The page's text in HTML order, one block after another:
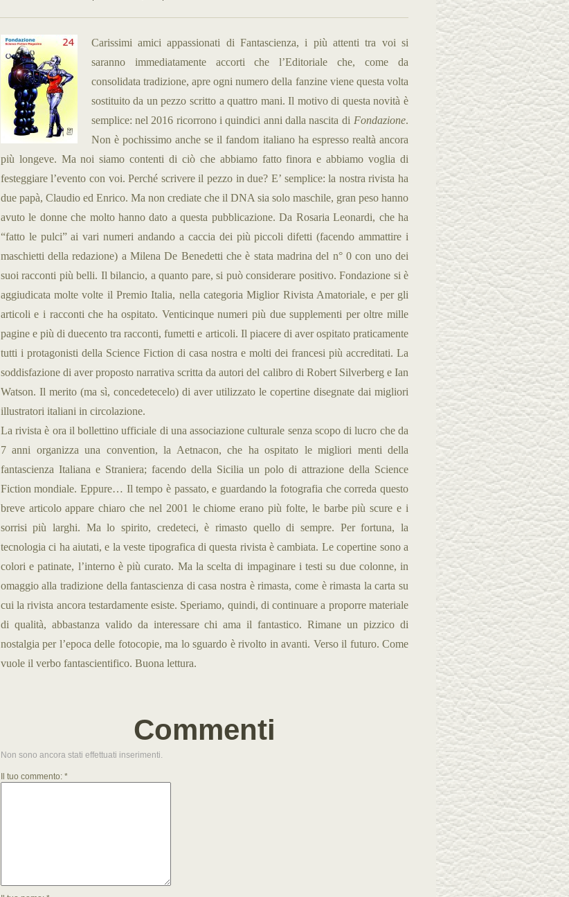
Carissimi amici appassionati di Fantascienza, i più attenti tra voi si
saranno immediatamente accorti che l’Editoriale che, come da
consolidata tradizione, apre ogni numero della fanzine viene questa volta
sostituito da un pezzo scritto a quattro mani. Il motivo di questa novità è
semplice: nel 2016 ricorrono i quindici anni dalla nascita di Fondazione.
Non è pochissimo anche se il fandom italiano ha espresso realtà ancora
più longeve. Ma noi siamo contenti di ciò che abbiamo fatto finora e abbiamo voglia di
festeggiare l’evento con voi. Perché scrivere il pezzo in due? E’ semplice: la nostra rivista ha
due papà, Claudio ed Enrico. Ma non crediate che il DNA sia solo maschile, gran peso hanno
avuto le donne che molto hanno dato a questa pubblicazione. Da Rosaria Leonardi, che ha
“fatto le pulci” ai vari numeri andando a caccia dei più piccoli difetti (facendo ammattire i
maschietti della redazione) a Milena De Benedetti che è stata madrina del n° 0 con uno dei
suoi racconti più belli. Il bilancio, a quanto pare, si può considerare positivo. Fondazione si è
aggiudicata molte volte il Premio Italia, nella categoria Miglior Rivista Amatoriale, e per gli
articoli e i racconti che ha ospitato. Venticinque numeri più due supplementi per oltre mille
pagine e più di duecento tra racconti, fumetti e articoli. Il piacere di aver ospitato praticamente
tutti i protagonisti della Science Fiction di casa nostra e molti dei francesi più accreditati. La
soddisfazione di aver proposto narrativa scritta da autori del calibro di Robert Silverberg e Ian
Watson. Il merito (ma sì, concedetecelo) di aver utilizzato le copertine disegnate dai migliori
illustratori italiani in circolazione.
La rivista è ora il bollettino ufficiale di una associazione culturale senza scopo di lucro che da
7 anni organizza una convention, la Aetnacon, che ha ospitato le migliori menti della
fantascienza Italiana e Straniera; facendo della Sicilia un polo di attrazione della Science
Fiction mondiale. Eppure… Il tempo è passato, e guardando la fotografia che correda questo
breve articolo appare chiaro che nel 2001 le chiome erano più folte, le barbe più scure e i
sorrisi più larghi. Ma lo spirito, credeteci, è rimasto quello di sempre. Per fortuna, la
tecnologia ci ha aiutati, e la veste tipografica di questa rivista è cambiata. Le copertine sono a
colori e patinate, l’interno è più curato. Ma la scelta di impaginare i testi su due colonne, in
omaggio alla tradizione della fantascienza di casa nostra è rimasta, come è rimasta la carta su
cui la rivista ancora testardamente esiste. Speriamo, quindi, di continuare a proporre materiale
di qualità, abbastanza valido da interessare chi ama il fantastico. Rimane un pizzico di
nostalgia per l’epoca delle fotocopie, ma lo sguardo è rivolto in avanti. Verso il futuro. Come
vuole il verbo fantascientifico. Buona lettura.
Commenti
Non sono ancora stati effettuati inserimenti.
Il tuo commento: *